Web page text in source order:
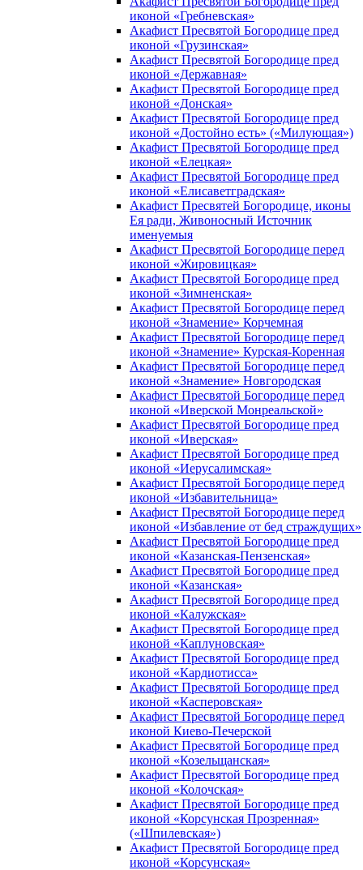
иконой «Гребневская»
Акафист Пресвятой Богородице пред
иконой «Грузинская»
Акафист Пресвятой Богородице пред
иконой «Державная»
Акафист Пресвятой Богородице пред
иконой «Донская»
Акафист Пресвятой Богородице пред
иконой «Достойно есть» («Милующая»)
Акафист Пресвятой Богородице пред
иконой «Елецкая»
Акафист Пресвятой Богородице пред
иконой «Елисаветградская»
Акафист Пресвятей Богородице, иконы
Ея ради, Живоносный Источник
именуемыя
Акафист Пресвятой Богородице перед
иконой «Жировицкая»
Акафист Пресвятой Богородице пред
иконой «Зимненская»
Акафист Пресвятой Богородице перед
иконой «Знамение» Корчемная
Акафист Пресвятой Богородице перед
иконой «Знамение» Курская-Коренная
Акафист Пресвятой Богородице перед
иконой «Знамение» Новгородская
Акафист Пресвятой Богородице перед
иконой «Иверской Монреальской»
Акафист Пресвятой Богородице пред
иконой «Иверская»
Акафист Пресвятой Богородице пред
иконой «Иерусалимская»
Акафист Пресвятой Богородице перед
иконой «Избавительница»
Акафист Пресвятой Богородице перед
иконой «Избавление от бед страждущих»
Акафист Пресвятой Богородице пред
иконой «Казанская-Пензенская»
Акафист Пресвятой Богородице пред
иконой «Казанская»
Акафист Пресвятой Богородице пред
иконой «Калужская»
Акафист Пресвятой Богородице пред
иконой «Каплуновская»
Акафист Пресвятой Богородице пред
иконой «Кардиотисса»
Акафист Пресвятой Богородице пред
иконой «Касперовская»
Акафист Пресвятой Богородице перед
иконой Киево-Печерской
Акафист Пресвятой Богородице пред
иконой «Козельщанская»
Акафист Пресвятой Богородице пред
иконой «Колочская»
Акафист Пресвятой Богородице пред
иконой «Корсунская Прозренная»
(«Шпилевская»)
Акафист Пресвятой Богородице пред
иконой «Корсунская»